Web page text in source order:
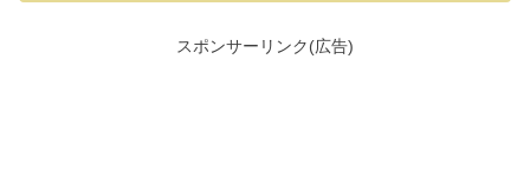
スポンサーリンク(広告)